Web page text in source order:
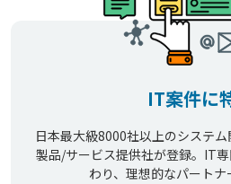
IT案件に
日本最大級8000社以上のシステ
製品/サービス提供社が登録。IT
わり、理想的なパートナ